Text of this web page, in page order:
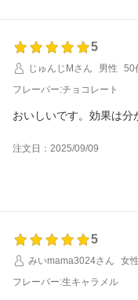
5
じゅんじMさん
男性
50
フレーバー:チョコレート
おいしいです。効果は分
注文日：2025/09/09
5
みいmama3024さん
女性
フレーバー:生キャラメル